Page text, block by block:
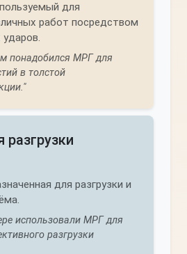
для
работ посредством
ударов.
понадобился МРГ для
в толстой
для разгрузки и
использовали МРГ для
разгрузки